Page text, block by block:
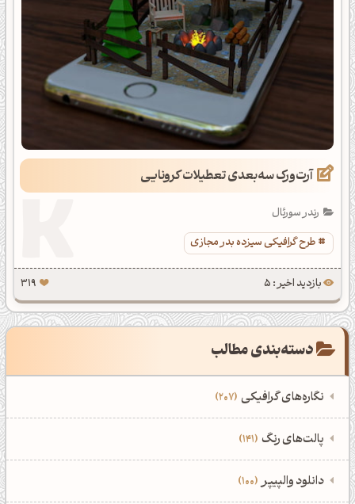
آرت‌ورک سه‌بعدی تعطیلات کرونایی
رندر سورئال
طرح گرافیکی سیزده بدر مجازی
بازدید اخیر : 5 319
دسته‌بندی مطالب
نگاره‌های گرافیکی 207
‌همه دسته‌بندی‌های نگاره‌های گرافیکی
نمایش همه نگاره‌ها
‌پالت‌های رنگ 141
‌همه دسته‌بندی‌های پالت‌های رنگ
‌دانلود والپیپر 100